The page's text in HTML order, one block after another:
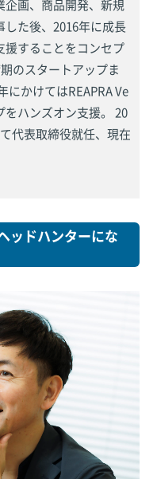
企画、商品開発、新規
した後、2016年に成長
援することをコンセプ
のスタートアップま
にかけてはREAPRA Ve
ハンズオン支援。 20
代表取締役就任、現在
ッドハンターにな